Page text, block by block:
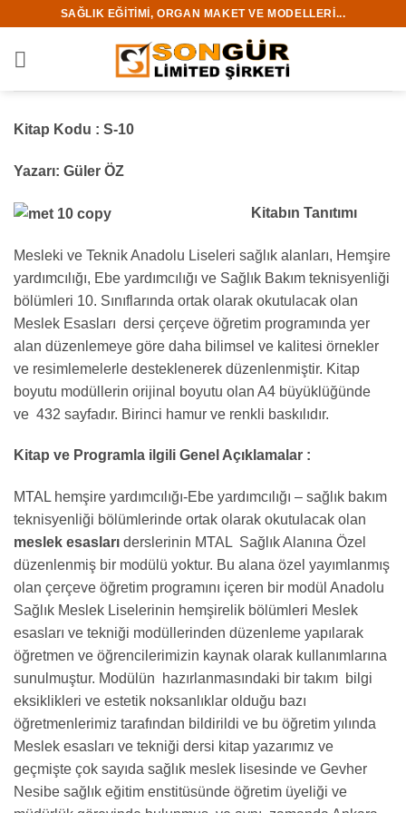
SAĞLIK EĞITIMI, ORGAN MAKET VE MODELLERI...
Kitap Kodu : S-10
Yazarı: Güler ÖZ
Kitabın Tanıtımı
Mesleki ve Teknik Anadolu Liseleri sağlık alanları, Hemşire
yardımcılığı, Ebe yardımcılığı ve Sağlık Bakım teknisyenliği
bölümleri 10. Sınıflarında ortak olarak okutulacak olan
Meslek Esasları dersi çerçeve öğretim programında yer
alan düzenlemeye göre daha bilimsel ve kalitesi örnekler
ve resimlemelerle desteklenerek düzenlenmiştir. Kitap
boyutu modüllerin orijinal boyutu olan A4 büyüklüğünde
ve 432 sayfadır. Birinci hamur ve renkli baskılıdır.
Kitap ve Programla ilgili Genel Açıklamalar :
MTAL hemşire yardımcılığı-Ebe yardımcılığı – sağlık bakım
teknisyenliği bölümlerinde ortak olarak okutulacak olan
meslek esasları derslerinin MTAL Sağlık Alanına Özel
düzenlenmiş bir modülü yoktur. Bu alana özel yayımlanmış
olan çerçeve öğretim programını içeren bir modül Anadolu
Sağlık Meslek Liselerinin hemşirelik bölümleri Meslek
esasları ve tekniği modüllerinden düzenleme yapılarak
öğretmen ve öğrencilerimizin kaynak olarak kullanımlarına
sunulmuştur. Modülün hazırlanmasındaki bir takım bilgi
eksiklikleri ve estetik noksanlıklar olduğu bazı
öğretmenlerimiz tarafından bildirildi ve bu öğretim yılında
Meslek esasları ve tekniği dersi kitap yazarımız ve
geçmişte çok sayıda sağlık meslek lisesinde ve Gevher
Nesibe sağlık eğitim enstitüsünde öğretim üyeliği ve